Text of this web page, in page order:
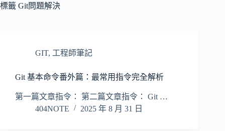
容
標籤 Git問題解決
GIT, 工程師筆記
Git 基本命令番外篇：最常用指令完全解析
第一篇文章指令： 第二篇文章指令： Git …
404NOTE
2025 年 8 月 31 日